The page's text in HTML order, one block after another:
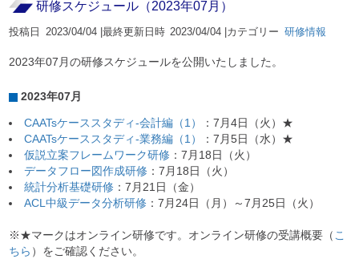
研修スケジュール（2023年07月）
投稿日 2023/04/04 | 最終更新日時 2023/04/04 | カテゴリー 研修情報
2023年07月の研修スケジュールを公開いたしました。
2023年07月
CAATsケーススタディ-会計編（1）
：7月4日（火）★
CAATsケーススタディ-業務編（1）
：7月5日（水）★
仮説立案フレームワーク研修 ：7月18日（火）
データフロー図作成研修 ：7月18日（火）
統計分析基礎研修 ：7月21日（金）
ACL中級データ分析研修 ：7月24日（月）～7月25日（火）
※★マークはオンライン研修です。オンライン研修の受講概要（ こ
ちら ）をご確認ください。